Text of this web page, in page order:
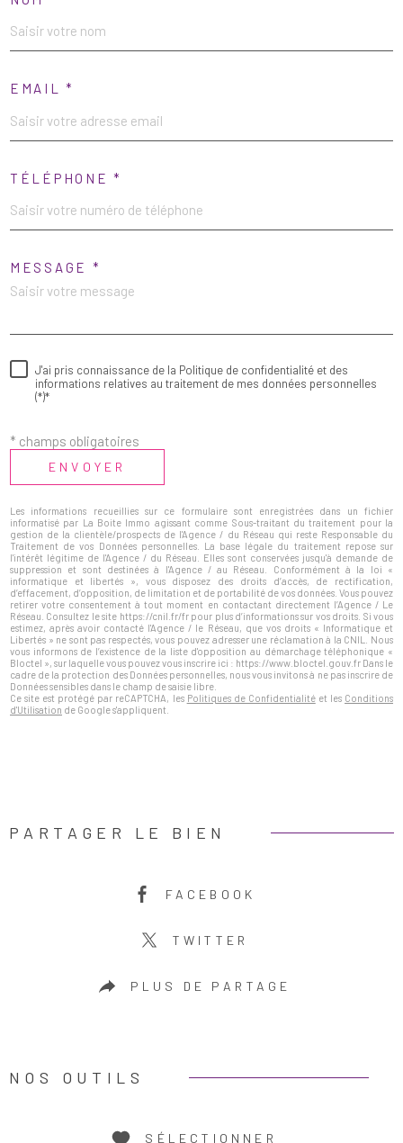
EMAIL *
TÉLÉPHONE *
MESSAGE *
J'ai pris connaissance de la Politique de confidentialité et des
informations relatives au traitement de mes données personnelles
(*)*
* champs obligatoires
ENVOYER
Les informations recueillies sur ce formulaire sont enregistrées dans un fichier
informatisé par La Boite Immo agissant comme Sous-traitant du traitement pour la
gestion de la clientèle/prospects de l'Agence / du Réseau qui reste Responsable du
Traitement de vos Données personnelles. La base légale du traitement repose sur
l'intérêt légitime de l'Agence / du Réseau. Elles sont conservées jusqu'à demande de
suppression et sont destinées à l'Agence / au Réseau. Conformément à la loi «
informatique et libertés », vous disposez des droits d’accès, de rectification,
d’effacement, d’opposition, de limitation et de portabilité de vos données. Vous pouvez
retirer votre consentement à tout moment en contactant directement l’Agence / Le
Réseau. Consultez le site https://cnil.fr/fr pour plus d’informations sur vos droits. Si vous
estimez, après avoir contacté l'Agence / le Réseau, que vos droits « Informatique et
Libertés » ne sont pas respectés, vous pouvez adresser une réclamation à la CNIL. Nous
vous informons de l’existence de la liste d'opposition au démarchage téléphonique «
Bloctel », sur laquelle vous pouvez vous inscrire ici : https://www.bloctel.gouv.fr Dans le
cadre de la protection des Données personnelles, nous vous invitons à ne pas inscrire de
Données sensibles dans le champ de saisie libre.
Ce site est protégé par reCAPTCHA, les Politiques de Confidentialitéet les Conditions
d'Utilisation de Google s'appliquent.
PARTAGER LE BIEN
FACEBOOK
TWITTER
PLUS DE PARTAGE
NOS OUTILS
SÉLECTIONNER